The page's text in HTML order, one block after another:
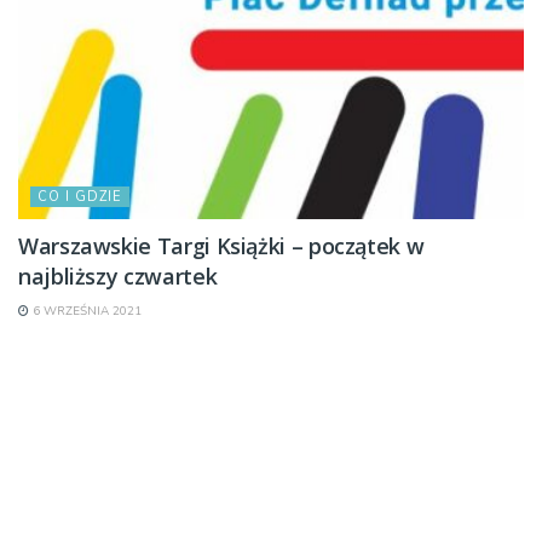
CO I GDZIE
Warszawskie Targi Książki – początek w
najbliższy czwartek
6 WRZEŚNIA 2021